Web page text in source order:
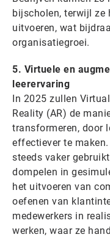
bijscholen, terwijl ze
uitvoeren, wat
organisatiegroei.
5. Virtuele en
leerervaring
In 2025 zullen
Reality (AR) de
transformeren, door
effectiever te
steeds vaker
dompelen in
het uitvoeren van
oefenen van
medewerkers in
werken, waar ze